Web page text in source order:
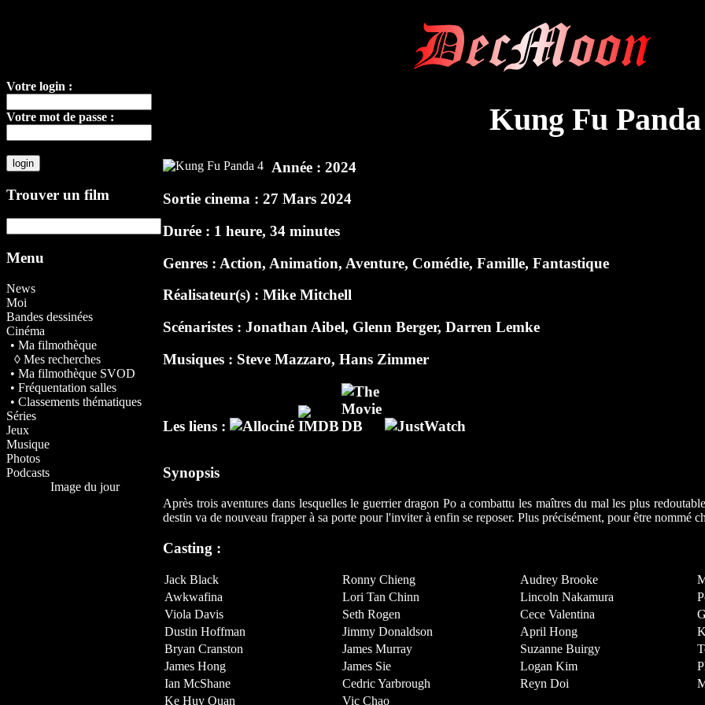
DecMoon
Votre login :
Votre mot de passe :
Trouver un film
Menu
News
Moi
Bandes dessinées
Cinéma
• Ma filmothèque
◊ Mes recherches
• Ma filmothèque SVOD
• Fréquentation salles
• Classements thématiques
Séries
Jeux
Musique
Photos
Podcasts
Image du jour
Kung Fu
Année : 2024
Sortie cinema : 27 Mars 2024
Durée : 1 heure, 34 minutes
Genres : Action, Animation, Aventure, Comédie, Famille, Fantastique
Réalisateur(s) :Mike Mitchell
Scénaristes :Jonathan Aibel, Glenn Berger,Darren Lemke
Musiques : Steve Mazzaro,Hans Zimmer
Les liens :
Synopsis
Après trois aventures dans lesquelles le guerrier dragon Po a combattu les maîtres du mal les plus
destin va de nouveau frapper à sa porte pour l'inviter à enfin se reposer. Plus précisément, pour être nommé
Casting :
Jack Black
Awkwafina
Viola Davis
Dustin Hoffman
Bryan Cranston
James Hong
Ian McShane
Ke Huy Quan
Ronny Chieng
Lori Tan Chinn
Seth Rogen
Jimmy Donaldson
James Murray
James Sie
Cedric Yarbrough
Vic Chao
Audrey Brooke
Lincoln Nakamura
Cece Valentina
April Hong
Suzanne Buirgy
Logan Kim
Reyn Doi